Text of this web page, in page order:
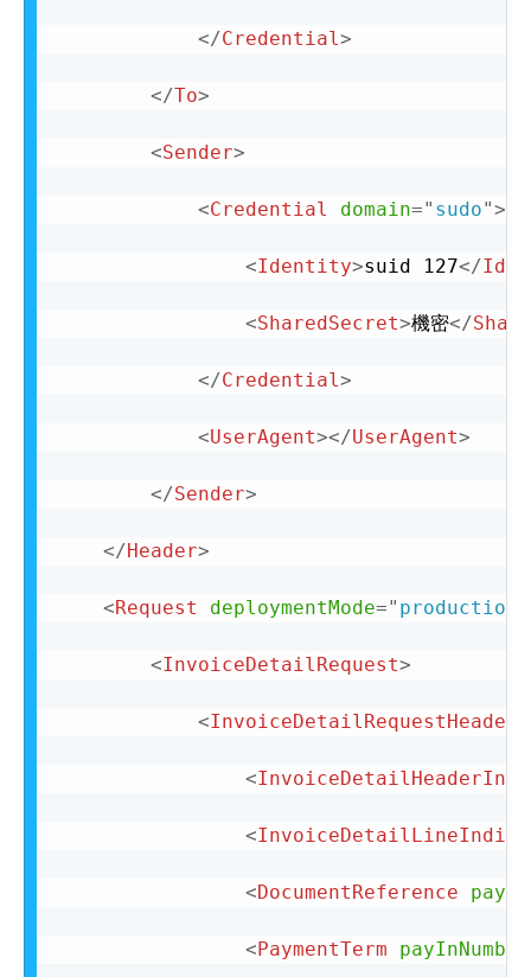
</Credential>
</To>
<Sender>
<Credential domain=" sudo">
<Identity>suid 127</
<SharedSecret>機密</
</Credential>
<UserAgent></UserAgent>
</Sender>
</Header>
<Request deploymentMode=" production
<InvoiceDetailRequest>
<InvoiceDetailRequestHeader
<
<
<DocumentReference
<PaymentTerm